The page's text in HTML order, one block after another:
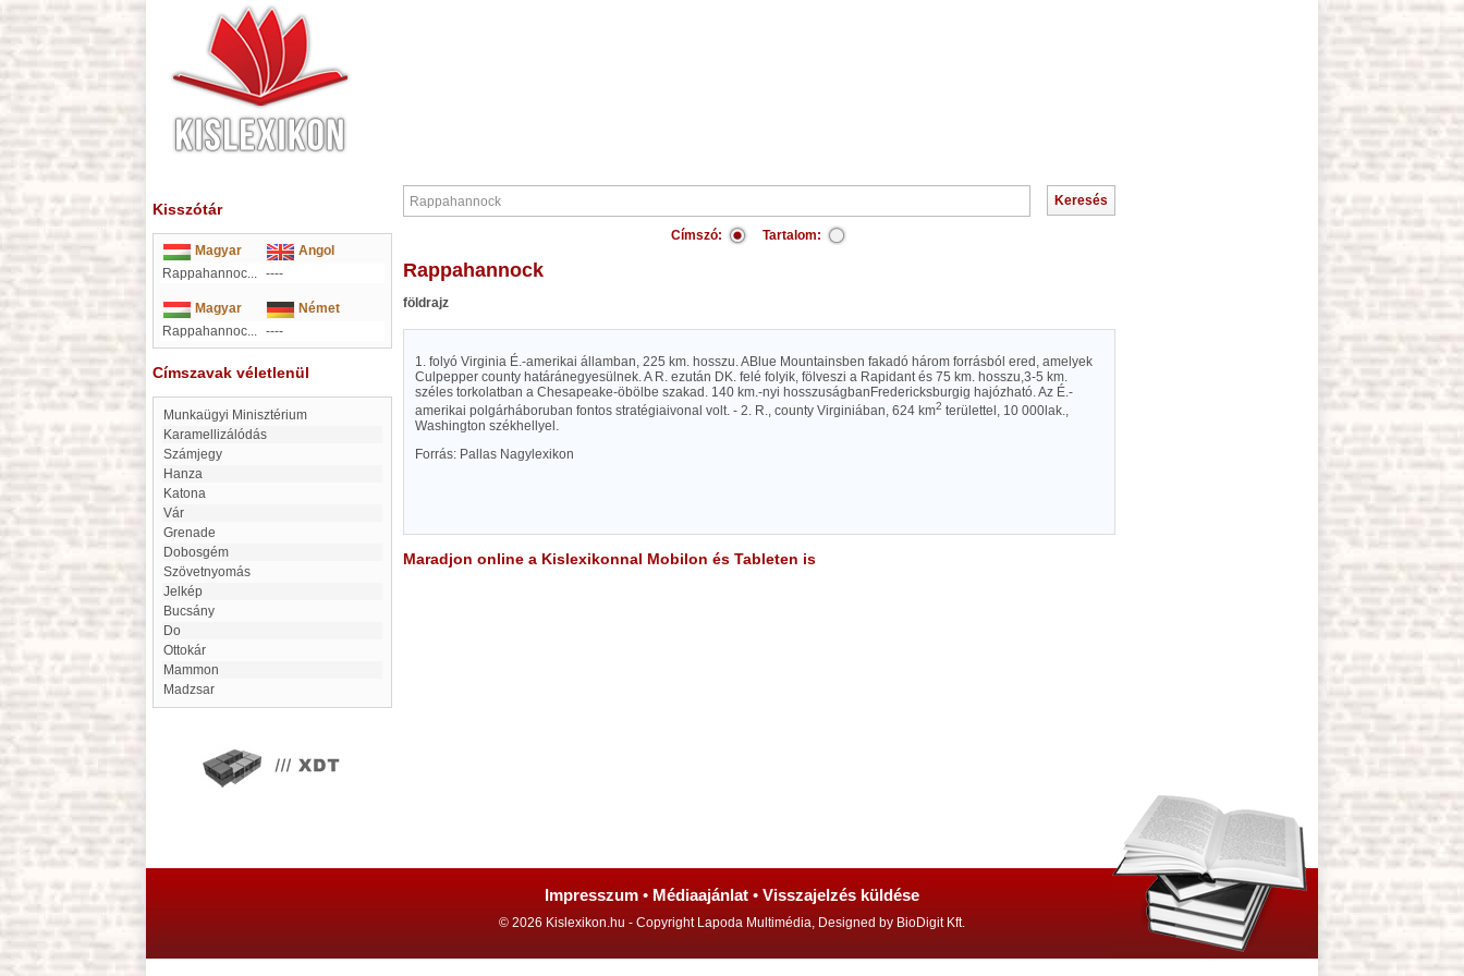
Kisszótár
Magyar
Angol
Rappahannoc... ----
Magyar
Német
Rappahannoc... ----
Címszavak véletlenül
Munkaügyi Minisztérium
karamellizálódás
Számjegy
Hanza
Katona
Vár
Grenade
Dobosgém
Szövetnyomás
Jelkép
Bucsány
Do
Ottokár
mammon
Madzsar
Címszó: Tartalom:
Rappahannock
földrajz
1. folyó Virginia É.-amerikai államban, 225 km. hosszu. ABlue Mountainsben fakadó három forrásból ered, amelyek
Culpepper county határánegyesülnek. A R. ezután DK. felé folyik, fölveszi a Rapidant és 75 km. hosszu,3-5 km.
széles torkolatban a Chesapeake-öbölbe szakad. 140 km.-nyi hosszuságbanFredericksburgig hajózható. Az É.-
amerikai polgárháboruban fontos stratégiaivonal volt. - 2. R., county Virginiában, 624 km2 területtel, 10 000lak.,
Washington székhellyel.
Forrás: Pallas Nagylexikon
Maradjon online a Kislexikonnal Mobilon és Tableten is
Impresszum • Médiaajánlat • Visszajelzés küldése
© 2026 Kislexikon.hu - Copyright Lapoda Multimédia, Designed by BioDigit Kft.